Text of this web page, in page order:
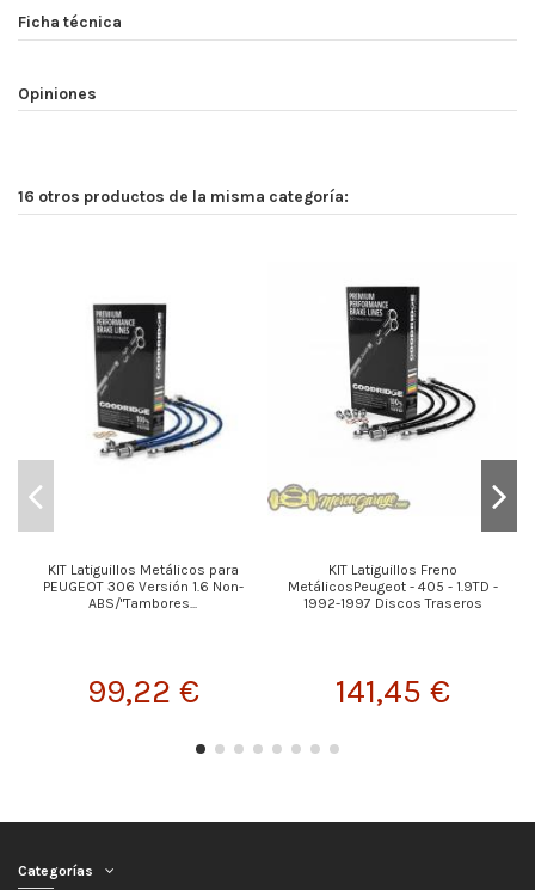
Ficha técnica
Opiniones
16 otros productos de la misma categoría:
KIT Latiguillos Metálicos para
PEUGEOT 306 Versión 1.6 Non-
ABS/"Tambores...
99,22 €
KIT Latiguillos Freno
MetálicosPeugeot - 405 - 1.9TD -
1992-1997 Discos Traseros
141,45 €
Categorías